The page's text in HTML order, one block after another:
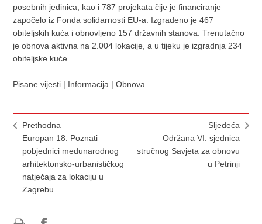
posebnih jedinica, kao i 787 projekata čije je financiranje
započelo iz Fonda solidarnosti EU-a. Izgrađeno je 467
obiteljskih kuća i obnovljeno 157 državnih stanova. Trenutačno
je obnova aktivna na 2.004 lokacije, a u tijeku je izgradnja 234
obiteljske kuće.
Pisane vijesti | Informacija |Obnova
Prethodna
Europan 18: Poznati
pobjednici međunarodnog
arhitektonsko-urbanističkog
natječaja za lokaciju u
Zagrebu
Sljedeća
Održana VI. sjednica
stručnog Savjeta za obnovu
u Petrinji